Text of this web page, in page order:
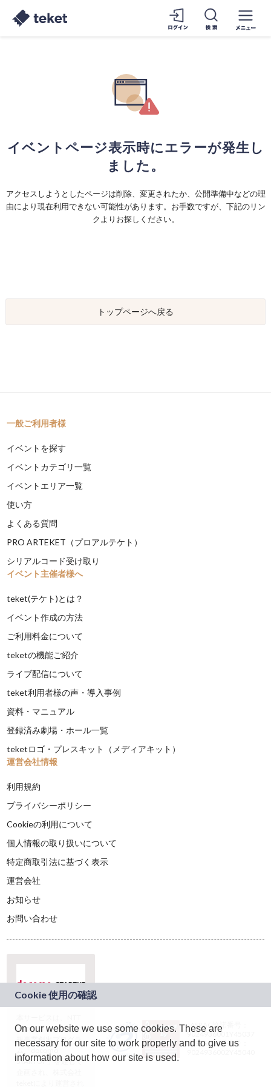
イベントページ表示時にエラーが発生し
ました。
アクセスしようとしたページは削除、変更されたか、公開準備中などの理
由により現在利用できない可能性があります。お手数ですが、下記のリン
クよりお探しください。
トップページへ戻る
一般ご利用者様
イベントを探す
イベントカテゴリ一覧
イベントエリア一覧
使い方
よくある質問
PRO ARTEKET（プロアルテケト）
シリアルコード受け取り
イベント主催者様へ
teket(テケト)とは？
イベント作成の方法
ご利用料金について
teketの機能ご紹介
ライブ配信について
teket利用者様の声・導入事例
資料・マニュアル
登録済み劇場・ホール一覧
teketロゴ・プレスキット（メディアキット）
運営会社情報
利用規約
プライバシーポリシー
Cookieの利用について
個人情報の取り扱いについて
特定商取引法に基づく表示
運営会社
お知らせ
お問い合わせ
ドコモグループの新
規事業創出プログラ
ム「docomo
STARTUP」を通じて
JASRAC許諾番号：
9024936001Y45037
JASRAC許諾番号：
On our website we use some cookies. These are
necessary for our site to work properly and to give us
information about how our site is used.